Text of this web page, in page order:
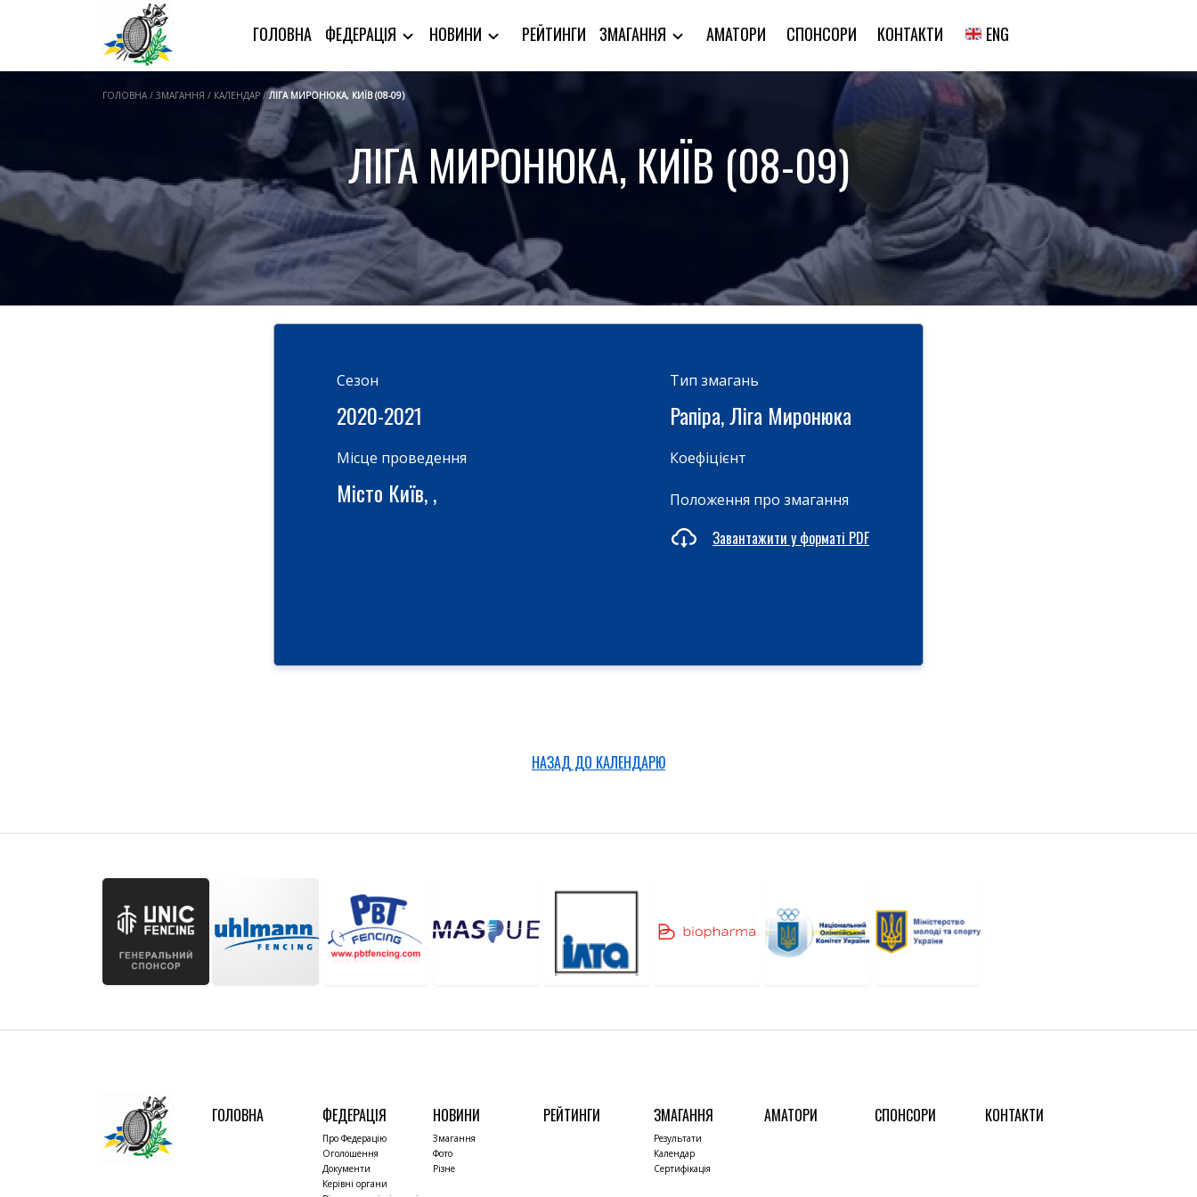
ГОЛОВНА ФЕДЕРАЦІЯ НОВИНИ РЕЙТИНГИ ЗМАГАННЯ АМАТОРИ СПОНСОРИ КОНТАКТИ ENG
ГОЛОВНА / ЗМАГАННЯ / КАЛЕНДАР / ЛІГА МИРОНЮКА, КИЇВ (08-09)
ЛІГА МИРОНЮКА, КИЇВ (08-09)
Cезон
2020-2021
Місце проведення
Місто Київ, ,
Тип змагань
Рапіра, Ліга Миронюка
Коефіцієнт
Положення про змагання
Завантажити у форматі PDF
НАЗАД ДО КАЛЕНДАРЮ
ГОЛОВНА ФЕДЕРАЦІЯ
Про Федерацію
Оголошення
Документи
Керівні органи
НОВИНИ
Змагання
Фото
Різне
РЕЙТИНГИ ЗМАГАННЯ
Результати
Календар
Сертифікація
АМАТОРИ СПОНСОРИ КОНТАКТИ